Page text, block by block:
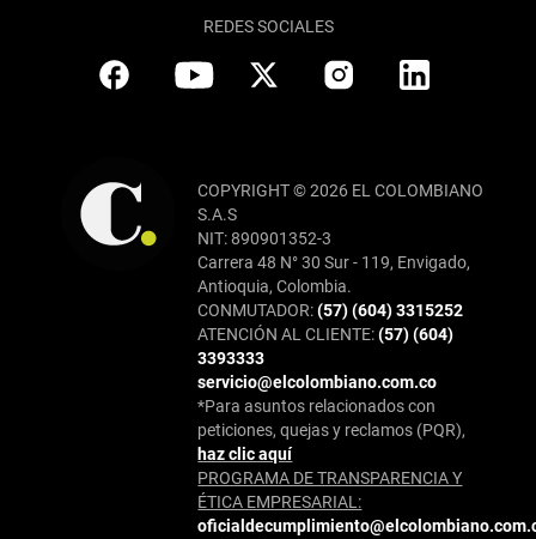
REDES SOCIALES
COPYRIGHT © 2026 EL COLOMBIANO
S.A.S
NIT: 890901352-3
Carrera 48 N° 30 Sur - 119, Envigado,
Antioquia, Colombia.
CONMUTADOR:(57) (604) 3315252
ATENCIÓN AL CLIENTE:(57) (604)
3393333
servicio@elcolombiano.com.co
*Para asuntos relacionados con
peticiones, quejas y reclamos (PQR),
haz clic aquí
PROGRAMA DE TRANSPARENCIA Y
ÉTICA EMPRESARIAL: